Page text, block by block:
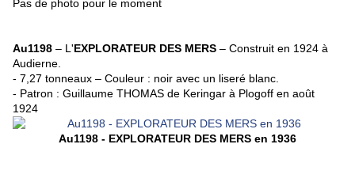
Pas de photo pour le moment
Au1198 – L'EXPLORATEUR DES MERS – Construit en 1924 à
Audierne.
- 7,27 tonneaux – Couleur : noir avec un liseré blanc.
- Patron : Guillaume THOMAS de Keringar à Plogoff en août
1924
Au1198 - EXPLORATEUR DES MERS en 1936